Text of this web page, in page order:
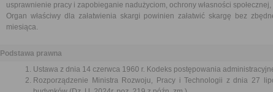
usprawnienie pracy i zapobieganie nadużyciom, ochrony własności
Organ właściwy dla załatwienia skargi powinien załatwić skargę bez
miesiąca.
Podstawa prawna
Ustawa z dnia 14 czerwca 1960 r. Kodeks postępowania
Rozporządzenie Ministra Rozwoju, Pracy i Technologii z dnia 27